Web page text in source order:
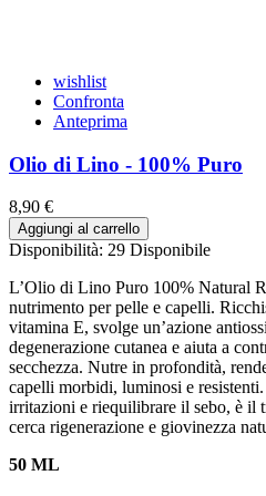
wishlist
Confronta
Anteprima
Olio di Lino - 100% Puro
8,90 €
Aggiungi al carrello
Disponibilità: 29 Disponibile
L’Olio di Lino Puro 100% Natural
nutrimento per pelle e capelli.
vitamina E, svolge un’azione
degenerazione cutanea e aiuta a
secchezza. Nutre in profondità,
capelli morbidi, luminosi e
irritazioni e riequilibrare il sebo, è il
cerca rigenerazione e giovinezza
50 ML